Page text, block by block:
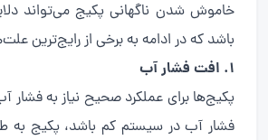
خاموش شدن ناگهانی پکیج می‌تواند
باشد که در ادامه به برخی از رایج‌ترین
۱. افت فشار آب
پکیج‌ها برای عملکرد صحیح نیاز به فشار
فشار آب در سیستم کم باشد، پکیج به